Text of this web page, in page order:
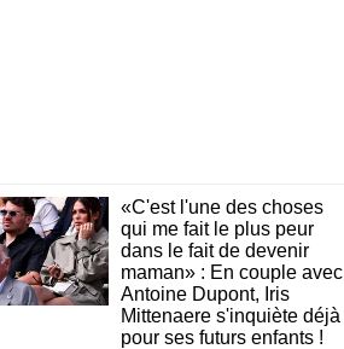
«C'est l'une des choses
qui me fait le plus peur
dans le fait de devenir
maman» : En couple avec
Antoine Dupont, Iris
Mittenaere s'inquiète déjà
pour ses futurs enfants !